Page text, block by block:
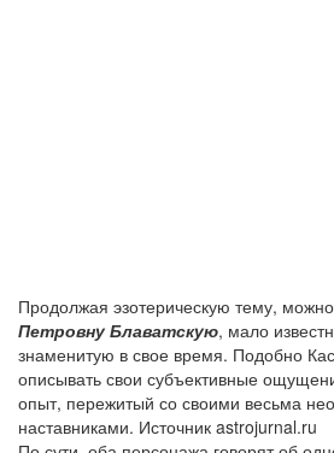
Продолжая эзотерическую тему,
Петровну Блаватскую, мало
знаменитую в свое время. Подобно
описывать свои субъективные
опыт, пережитый со своими весьма
наставниками. Источник astrojurnal.ru